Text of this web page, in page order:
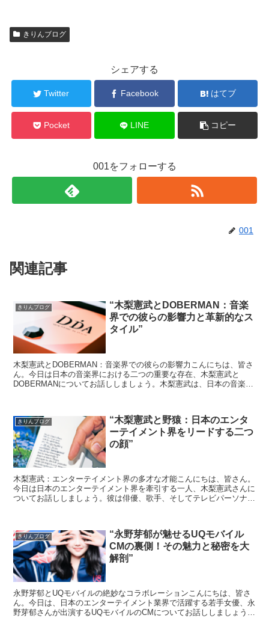
きりんブログ
シェアする
Twitter Facebook はてブ
Pocket LINE コピー
001をフォローする
001
関連記事
きりんブログ
“木梨憲武とDOBERMAN：音楽
界での彼らの影響力と革新的なス
タイル”
木梨憲武とDOBERMAN：音楽界での彼らの影響力こんにちは、皆さ
ん。今日は日本の音楽界における二つの重要な存在、木梨憲武と
DOBERMANについてお話ししましょう。木梨憲武は、日本の音楽界
きりんブログ
“木梨憲武と野猿：日本のエンタ
ーテイメント界をリードする二つ
の顔”
木梨憲武：エンターテイメント界の多才な才能こんにちは、皆さん。
今日は日本のエンターテイメント界を牽引する一人、木梨憲武さんに
ついてお話ししましょう。彼は俳優、歌手、そしてテレビパーソナリ
きりんブログ
“永野芽郁が魅せるUQモバイル
CMの裏側！その魅力と秘密を大
解剖”
永野芽郁とUQモバイルの絶妙なコラボレーションこんにちは、皆さ
ん。今日は、日本のエンターテイメント業界で活躍する若手女優、永
野芽郁さんが出演するUQモバイルのCMについてお話ししましょう。